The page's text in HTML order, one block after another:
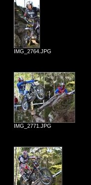
IMG_2764.JPG
IMG_2771.JPG